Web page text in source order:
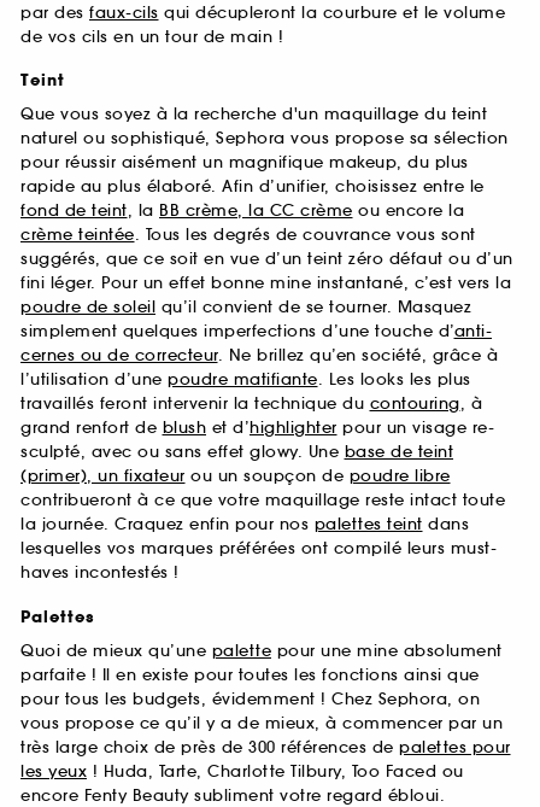
par des faux-cils qui décupleront la courbure et le volume
de vos cils en un tour de main !
Teint
Que vous soyez à la recherche d'un maquillage du teint
naturel ou sophistiqué, Sephora vous propose sa sélection
pour réussir aisément un magnifique makeup, du plus
rapide au plus élaboré. Afin d’unifier, choisissez entre le
fond de teint, la BB crème, la CC crème ou encore la
crème teintée. Tous les degrés de couvrance vous sont
suggérés, que ce soit en vue d’un teint zéro défaut ou d’un
fini léger. Pour un effet bonne mine instantané, c’est vers la
poudre de soleil qu’il convient de se tourner. Masquez
simplement quelques imperfections d’une touche d’anti-
cernes ou de correcteur. Ne brillez qu’en société, grâce à
l’utilisation d’une poudre matifiante. Les looks les plus
travaillés feront intervenir la technique du contouring, à
grand renfort de blush et d’highlighter pour un visage re-
sculpté, avec ou sans effet glowy. Une base de teint
(primer), un fixateur ou un soupçon de poudre libre
contribueront à ce que votre maquillage reste intact toute
la journée. Craquez enfin pour nos palettes teint dans
lesquelles vos marques préférées ont compilé leurs must-
haves incontestés !
Palettes
Quoi de mieux qu’une palette pour une mine absolument
parfaite ! Il en existe pour toutes les fonctions ainsi que
pour tous les budgets, évidemment ! Chez Sephora, on
vous propose ce qu’il y a de mieux, à commencer par un
très large choix de près de 300 références de palettes pour
les yeux ! Huda, Tarte, Charlotte Tilbury, Too Faced ou
encore Fenty Beauty subliment votre regard ébloui.